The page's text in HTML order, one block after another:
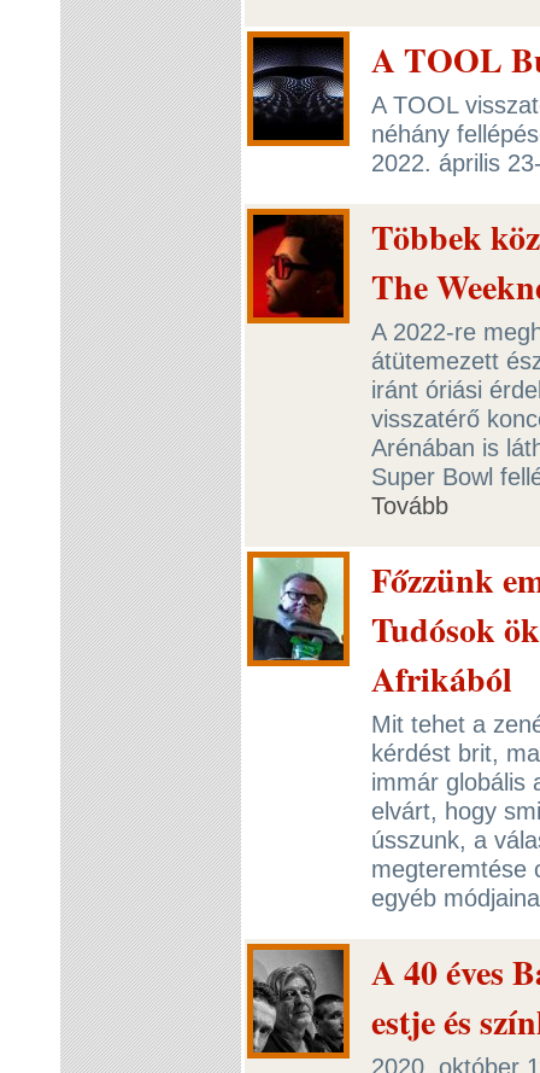
A TOOL
A TOOL
néhány
2022. április
Többek
The
A 2022-re
átütemezett
iránt óriási
visszatérő
Arénában is
Super Bowl
Tovább
Főzzünk
Tudósok
Afrikából
Mit tehet a
kérdést brit,
immár globális
elvárt, hogy
ússzunk, a
megteremtése
egyéb
A 40 éves
estje és
2020. október